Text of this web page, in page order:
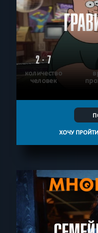
2 - 7
количество
человек
ХОЧУ ПРОЙТИ